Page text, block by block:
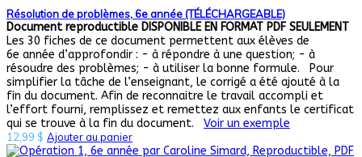
Résolution de problèmes, 6e année (TÉLÉCHARGEABLE)
Document reproductible DISPONIBLE EN FORMAT PDF SEULEMENT
Les 30 fiches de ce document permettent aux élèves de
6e année d’approfondir : - à répondre à une question; - à
résoudre des problèmes; - à utiliser la bonne formule. Pour
simplifier la tâche de l’enseignant, le corrigé a été ajouté à la
fin du document. Afin de reconnaitre le travail accompli et
l’effort fourni, remplissez et remettez aux enfants le certificat
qui se trouve à la fin du document. Voir un exemple
12,99 $ Ajouter au panier